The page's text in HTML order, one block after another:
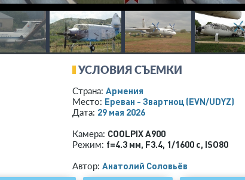
УСЛОВИЯ СЪЕМКИ
Страна: Армения
Место: Ереван - Звартноц (EVN/UDYZ)
Дата: 29 мая 2026
Камера: COOLPIX A900
Режим: f=4.3 мм, F3.4, 1/1600 с, ISO80
Автор: Анатолий Соловьёв